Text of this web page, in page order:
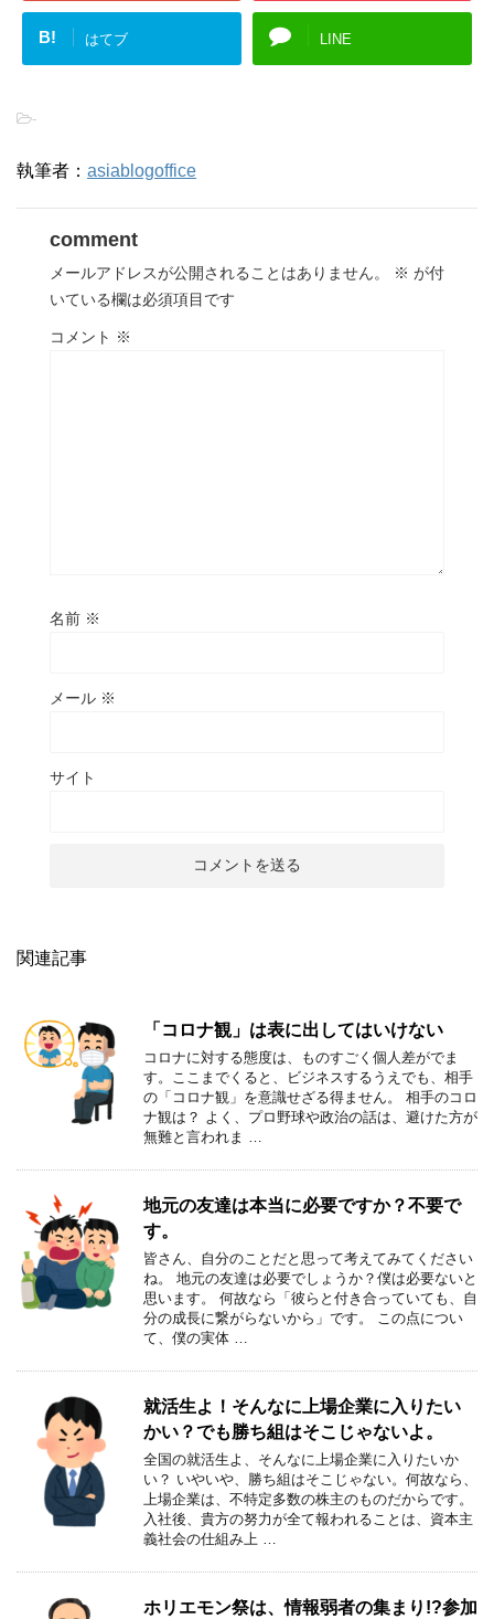
B! はてブ LINE
-
執筆者： asiablogoffice
comment
メールアドレスが公開されることはありません。 ※ が付
いている欄は必須項目です
コメント ※
名前 ※
メール ※
サイト
関連記事
「コロナ観」は表に出してはいけない
コロナに対する態度は、ものすごく個人差がでま
す。ここまでくると、ビジネスするうえでも、相手
の「コロナ観」を意識せざる得ません。 相手のコロ
ナ観は？ よく、プロ野球や政治の話は、避けた方が
無難と言われま …
地元の友達は本当に必要ですか？不要で
す。
皆さん、自分のことだと思って考えてみてください
ね。 地元の友達は必要でしょうか？僕は必要ないと
思います。 何故なら「彼らと付き合っていても、自
分の成長に繋がらないから」です。 この点につい
て、僕の実体 …
就活生よ！そんなに上場企業に入りたい
かい？でも勝ち組はそこじゃないよ。
全国の就活生よ、そんなに上場企業に入りたいか
い？ いやいや、勝ち組はそこじゃない。何故なら、
上場企業は、不特定多数の株主のものだからです。
入社後、貴方の努力が全て報われることは、資本主
義社会の仕組み上 …
ホリエモン祭は、情報弱者の集まり!?参加